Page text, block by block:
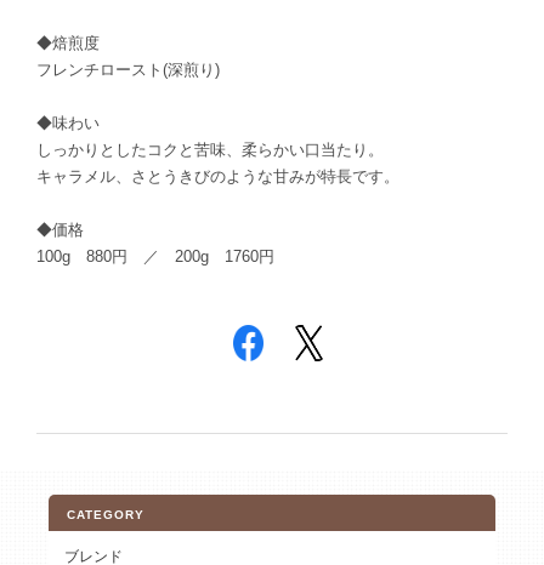
◆焙煎度
フレンチロースト(深煎り)
◆味わい
しっかりとしたコクと苦味、柔らかい口当たり。
キャラメル、さとうきびのような甘みが特長です。
◆価格
100g 880円 ／ 200g 1760円
CATEGORY
ブレンド